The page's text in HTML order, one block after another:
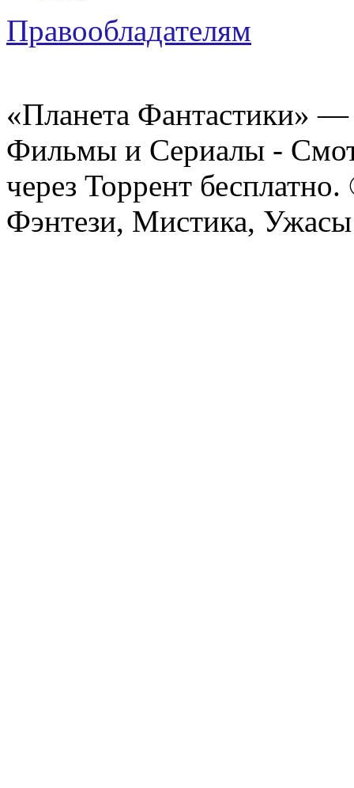
Правообладателям
«Планета Фантастики»
Фильмы и Сериалы -
через Торрент
Фэнтези, Мистика,